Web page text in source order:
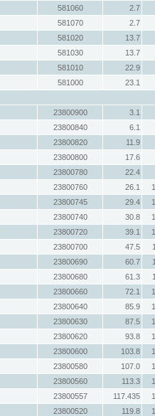
581060
2.7
581070
2.7
581020
13.7
581030
13.7
581010
22.9
581000
23.1
23800900
3.1
23800840
6.1
23800820
11.9
23800800
17.6
23800780
22.4
23800760 26.1
23800745 29.4
23800740 30.8
23800720 39.1
23800700 47.5
23800690 60.7
23800680 61.3
23800660 72.1
23800640 85.9
23800630 87.5
23800620 93.8
23800600 103.8
23800580 107.0
23800560 113.3
23800557 117.435
23800520 119.8